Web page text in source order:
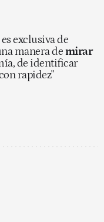
exclusiva de
manera demirar
de identificar
rapidez"